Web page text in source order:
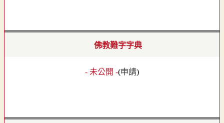
佛教難字字典
- 未公開 -(申請)